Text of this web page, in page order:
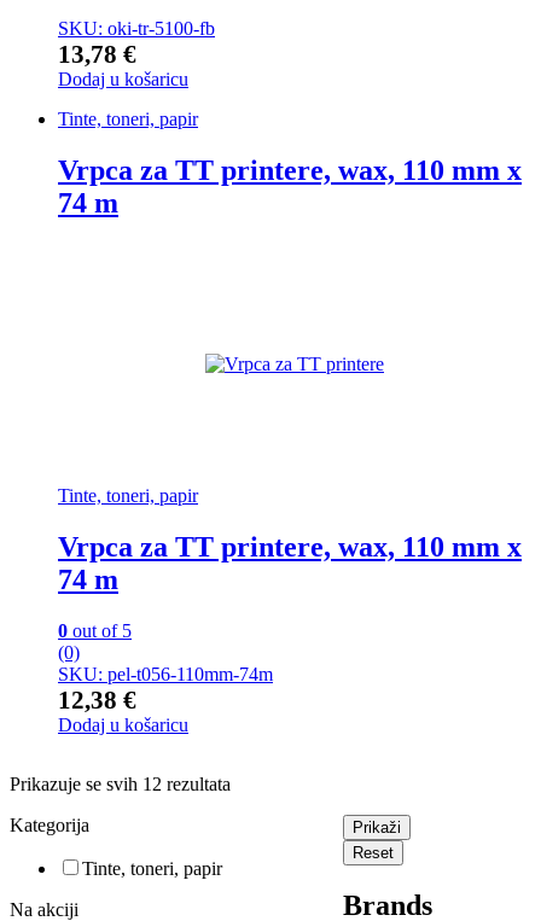
SKU: oki-tr-5100-fb
13,78 €
Dodaj u košaricu
Tinte, toneri, papir
Vrpca za TT printere, wax, 110 mm x
74 m
Tinte, toneri, papir
Vrpca za TT printere, wax, 110 mm x
74 m
0 out of 5
(0)
SKU: pel-t056-110mm-74m
12,38 €
Dodaj u košaricu
Prikazuje se svih 12 rezultata
Kategorija
Tinte, toneri, papir
Na akciji
Prikaži
Reset
Brands